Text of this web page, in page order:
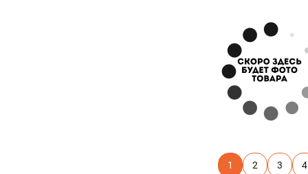
1 2 3 4